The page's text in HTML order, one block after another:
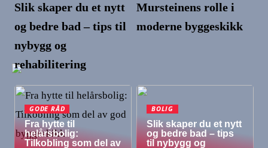
Slik skaper du et nytt
og bedre bad – tips til
nybygg og
rehabilitering
Mursteinens rolle i
moderne byggeskikk
GODE RÅD
Fra hytte til
helårsbolig:
Tilkobling som del av
BOLIG
Slik skaper du et nytt
og bedre bad – tips
til nybygg og